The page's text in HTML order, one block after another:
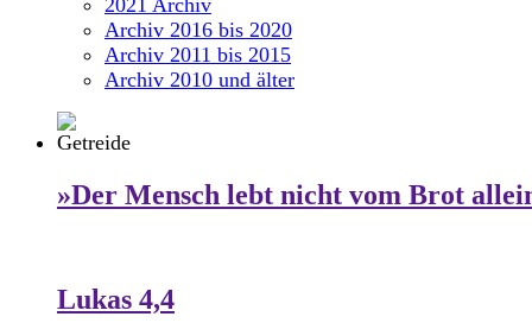
2021 Archiv
Archiv 2016 bis 2020
Archiv 2011 bis 2015
Archiv 2010 und älter
»Der Mensch lebt nicht vom Brot
Lukas 4,4